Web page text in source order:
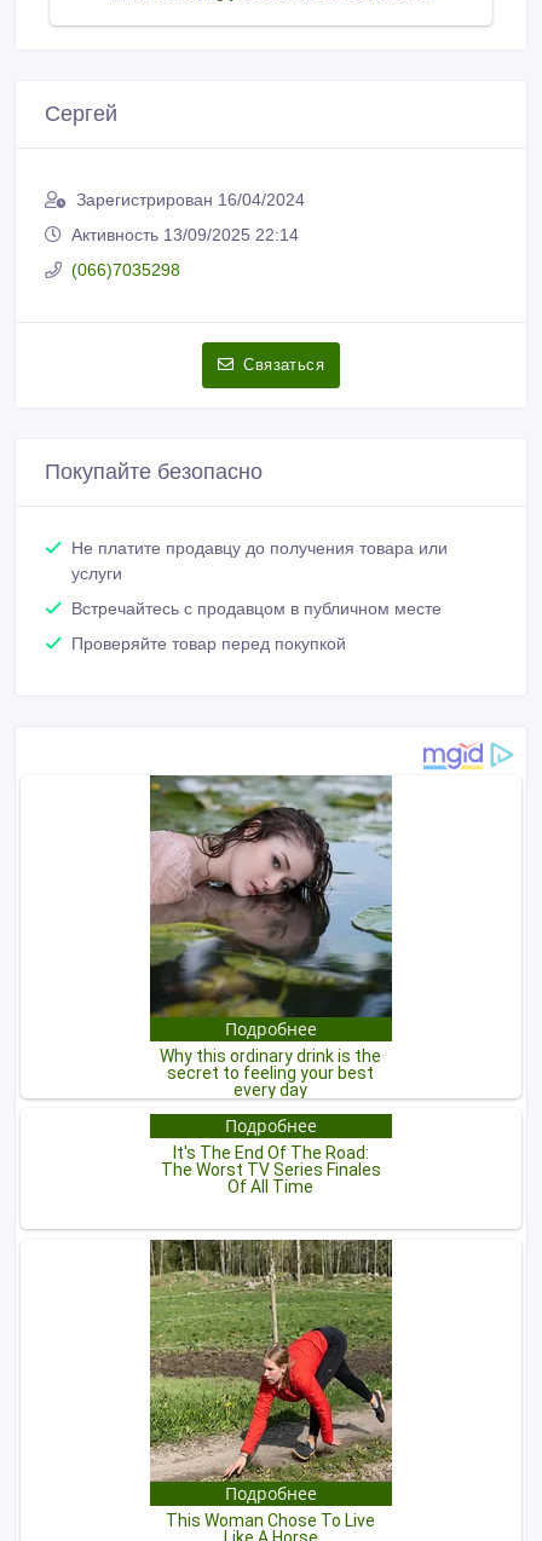
Сергей
Зарегистрирован 16/04/2024
Активность 13/09/2025 22:14
(066)7035298
Связаться
Покупайте безопасно
Не платите продавцу до получения товара или
услуги
Встречайтесь с продавцом в публичном месте
Проверяйте товар перед покупкой